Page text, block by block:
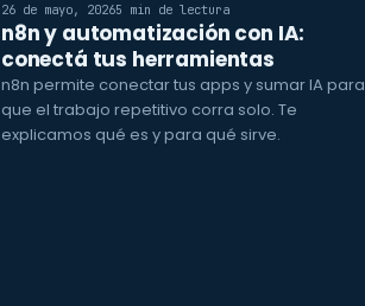
26 de mayo, 20265 min de lectura
n8n y automatización con IA:
conectá tus herramientas
n8n permite conectar tus apps y sumar IA para
que el trabajo repetitivo corra solo. Te
explicamos qué es y para qué sirve.